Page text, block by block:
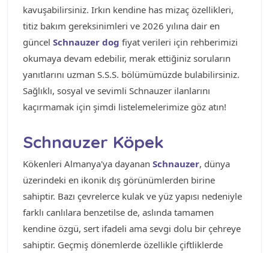
kavuşabilirsiniz. Irkın kendine has mizaç özellikleri,
titiz bakım gereksinimleri ve 2026 yılına dair en
güncel Schnauzer dog fiyat verileri için rehberimizi
okumaya devam edebilir, merak ettiğiniz soruların
yanıtlarını uzman S.S.S. bölümümüzde bulabilirsiniz.
Sağlıklı, sosyal ve sevimli Schnauzer ilanlarını
kaçırmamak için şimdi listelemelerimize göz atın!
Schnauzer Köpek
Kökenleri Almanya'ya dayanan Schnauzer, dünya
üzerindeki en ikonik dış görünümlerden birine
sahiptir. Bazı çevrelerce kulak ve yüz yapısı nedeniyle
farklı canlılara benzetilse de, aslında tamamen
kendine özgü, sert ifadeli ama sevgi dolu bir çehreye
sahiptir. Geçmiş dönemlerde özellikle çiftliklerde